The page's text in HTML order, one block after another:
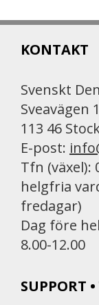
KONTAKT
Svenskt
Sveavägen
113 46
E-post:
Tfn (växel):
helgfria
fredagar)
Dag före
8.00-12.00
SUPPORT